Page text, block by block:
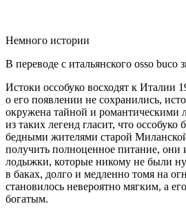
Немного истории
В переводе с итальянского osso buco
Истоки оссобуко восходят к Италии
о его появлении не сохранились,
окружена тайной и романтическими
из таких легенд гласит, что
бедными жителями старой
получить полноценное питание, они
лодыжки, которые никому не были
в баках, долго и медленно томя на
становилось невероятно мягким, а
богатым.